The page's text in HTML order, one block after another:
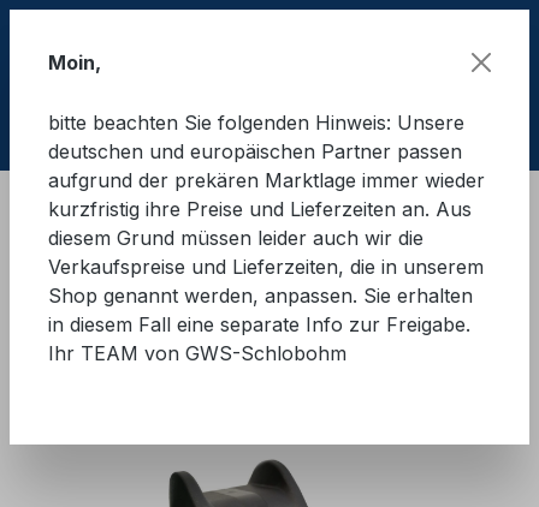
Ladungssicherung Straße
LaSi - Zubehör
Abrieb- und Kantenschutz
GWS®-Kantenschutzwinkel
Max
Bildergalerie überspringen
Moin,
bitte beachten Sie folgenden Hinweis: Unsere
deutschen und europäischen Partner passen
aufgrund der prekären Marktlage immer wieder
kurzfristig ihre Preise und Lieferzeiten an. Aus
diesem Grund müssen leider auch wir die
Verkaufspreise und Lieferzeiten, die in unserem
Shop genannt werden, anpassen. Sie erhalten
in diesem Fall eine separate Info zur Freigabe.
Ihr TEAM von GWS-Schlobohm